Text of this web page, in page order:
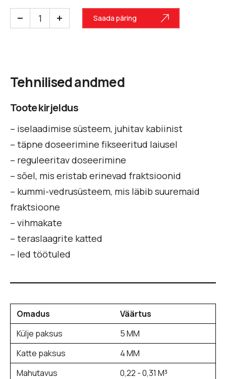
Saada päring
Tehnilised andmed
Toote kirjeldus
– iselaadimise süsteem, juhitav kabiinist
– täpne doseerimine fikseeritud laiusel
– reguleeritav doseerimine
– sõel, mis eristab erinevad fraktsioonid
– kummi-vedrusüsteem, mis läbib suuremaid
fraktsioone
– vihmakate
– teraslaagrite katted
– led töötuled
Omadus
Väärtus
Külje paksus
5 MM
Katte paksus
4 MM
Mahutavus
0,22 - 0,31 M³